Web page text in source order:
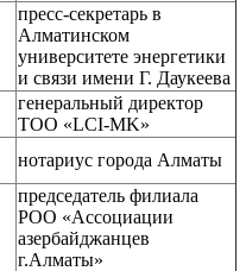
пресс-секретарь в
Алматинском
университете энергетики
и связи имени Г. Даукеева
генеральный директор
ТОО «LCI-MK»
нотариус города Алматы
председатель филиала
РОО «Ассоциации
азербайджанцев
г.Алматы»